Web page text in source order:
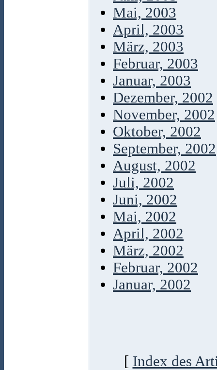
Mai, 2003
April, 2003
März, 2003
Februar, 2003
Januar, 2003
Dezember, 2002
November, 2002
Oktober, 2002
September, 2002
August, 2002
Juli, 2002
Juni, 2002
Mai, 2002
April, 2002
März, 2002
Februar, 2002
Januar, 2002
[ Index des